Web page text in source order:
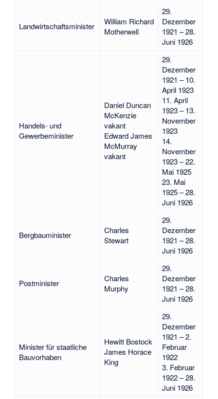
Landwirtschaftsminister
William Richard
Motherwell
29.
Dezember
1921 – 28.
Juni 1926
Handels- und
Gewerbeminister
Daniel Duncan
McKenzie
vakant
Edward James
McMurray
vakant
29.
Dezember
1921 – 10.
April 1923
11. April
1923 – 13.
November
1923
14.
November
1923 – 22.
Mai 1925
23. Mai
1925 – 28.
Juni 1926
Bergbauminister
Charles
Stewart
29.
Dezember
1921 – 28.
Juni 1926
Postminister
Charles
Murphy
29.
Dezember
1921 – 28.
Juni 1926
Minister für staatliche
Bauvorhaben
Hewitt Bostock
James Horace
King
29.
Dezember
1921 – 2.
Februar
1922
3. Februar
1922 – 28.
Juni 1926